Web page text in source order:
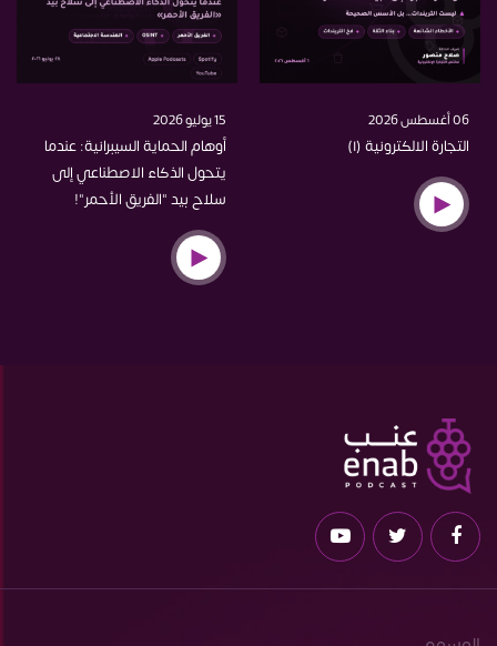
06 أغسطس 2026
التجارة الالكترونية (١)
15 يوليو 2026
أوهام الحماية السيبرانية: عندما
يتحول الذكاء الاصطناعي إلى
سلاح بيد "الفريق الأحمر"!